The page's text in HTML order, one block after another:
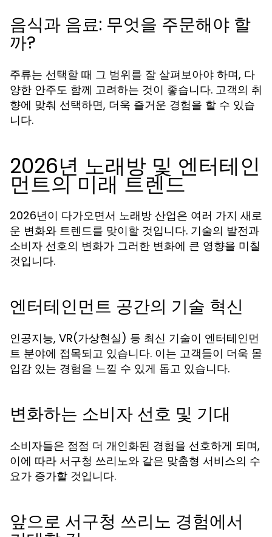
음식과 음료: 무엇을 주문해야 할
까?
주류는 선택할 때 그 범위를 잘 살펴보아야 하며, 다
양한 안주도 함께 고려하는 것이 좋습니다. 고객의 취
향에 맞춰 선택하면, 더욱 즐거운 경험을 할 수 있습
니다.
2026년 노래방 및 엔터테인
먼트의 미래 트렌드
2026년이 다가오면서 노래방 산업은 여러 가지 새로
운 변화와 트렌드를 맞이할 것입니다. 기술의 발전과
소비자 선호의 변화가 그러한 변화에 큰 영향을 미칠
것입니다.
엔터테인먼트 공간의 기술 혁신
인공지능, VR(가상현실) 등 최신 기술이 엔터테인먼
트 분야에 접목되고 있습니다. 이는 고객들이 더욱 몰
입감 있는 경험을 느낄 수 있게 돕고 있습니다.
변화하는 소비자 선호 및 기대
소비자들은 점점 더 개인화된 경험을 선호하게 되며,
이에 따라 서구청 쓰리노와 같은 맞춤형 서비스의 수
요가 증가할 것입니다.
앞으로 서구청 쓰리노 경험에서